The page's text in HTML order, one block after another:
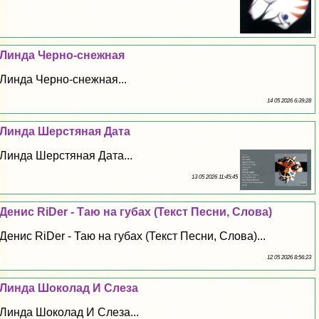
Линда Черно-снежная
Линда Черно-снежная...
14 05 2026 6:39:28
Линда Шерстяная Дата
Линда Шерстяная Дата...
13 05 2026 11:45:45
Денис RiDer - Таю на губах (Текст Песни, Слова)
Денис RiDer - Таю на губах (Текст Песни, Слова)...
12 05 2026 8:56:23
Линда Шоколад И Слеза
Линда Шоколад И Слеза...